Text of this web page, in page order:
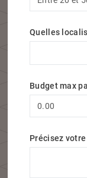
Quelles
Budget max
Précisez